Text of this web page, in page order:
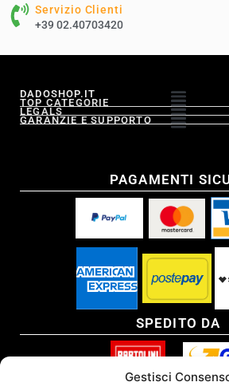
Gestisci
Servizio Clienti
+39 02.40703420
DADOSHOP.IT
TOP CATEGORIE
LEGALS
GARANZIE E SUPPORTO
PAGAMENTI
SPEDITO DA